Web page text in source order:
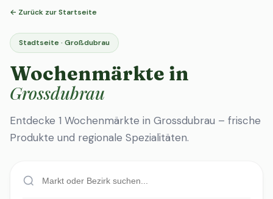
← Zurück zur Startseite
Stadtseite · Großdubrau
Wochenmärkte in
Grossdubrau
Entdecke 1 Wochenmärkte in Grossdubrau – frische
Produkte und regionale Spezialitäten.